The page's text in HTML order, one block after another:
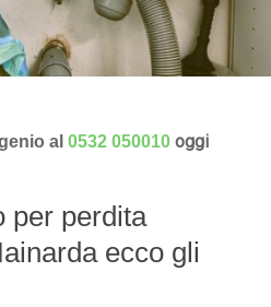
al 0532 050010 oggi
per perdita
ecco gli